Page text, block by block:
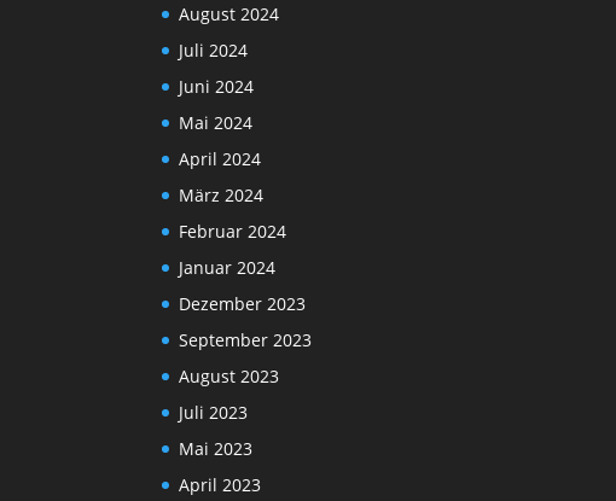
August 2024
Juli 2024
Juni 2024
Mai 2024
April 2024
März 2024
Februar 2024
Januar 2024
Dezember 2023
September 2023
August 2023
Juli 2023
Mai 2023
April 2023